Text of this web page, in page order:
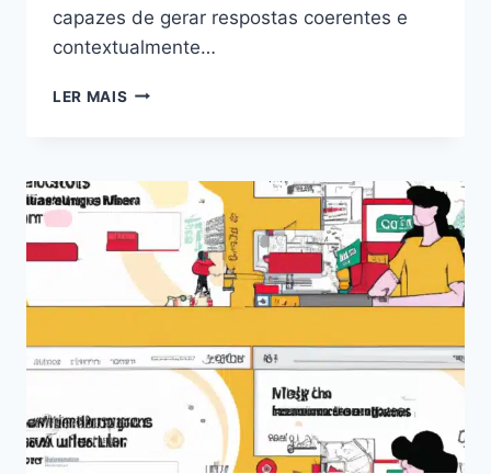
capazes de gerar respostas coerentes e
contextualmente…
LER MAIS EXPLORANDO
CHATS
GPT
PARA
BLOGS:
AUMENTE
EM
2024!